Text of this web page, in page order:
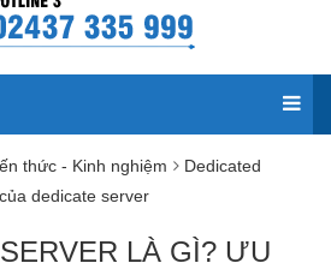
thức - Kinh nghiệm
Dedicated
dedicate server
LÀ GÌ? ƯU